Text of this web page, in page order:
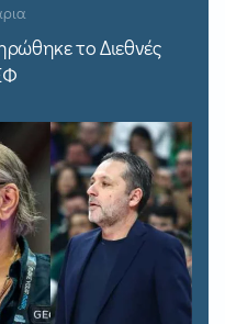
το Διεθνές